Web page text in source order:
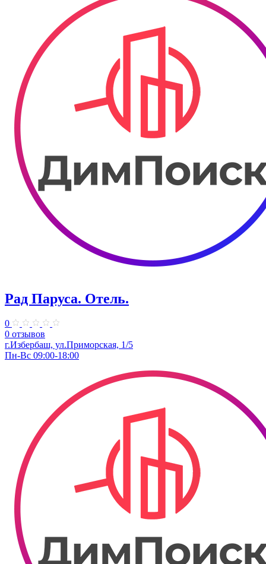
Рад Паруса. Отель.
0
0 отзывов
г.Избербаш, ул.Приморская, 1/5
Пн-Вс 09:00-18:00